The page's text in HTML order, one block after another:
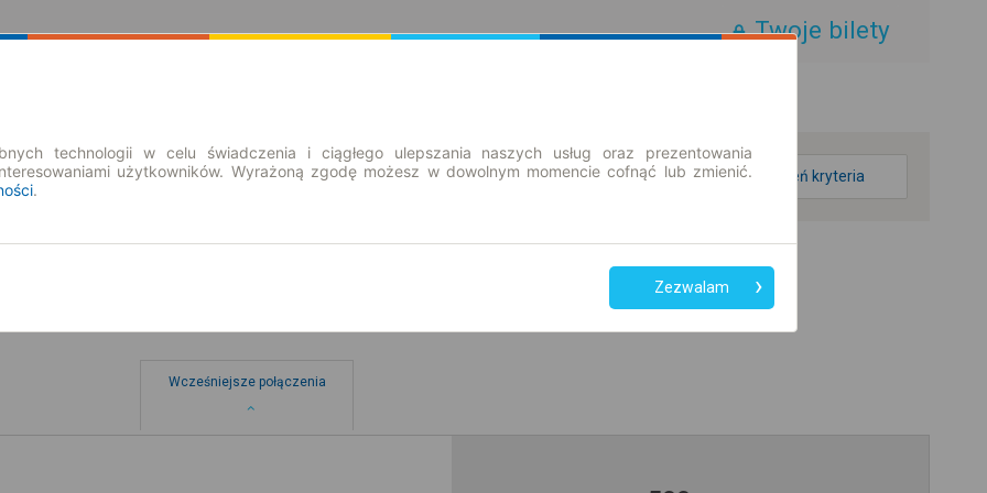
Twoje bilety
zmień kryteria
Wcześniejsze połączenia
technologii w celu świadczenia i ciągłego ulepszania naszych usług oraz prezentowania
użytkowników. Wyrażoną zgodę możesz w dowolnym momencie cofnąć lub zmienić.
.
Zezwalam